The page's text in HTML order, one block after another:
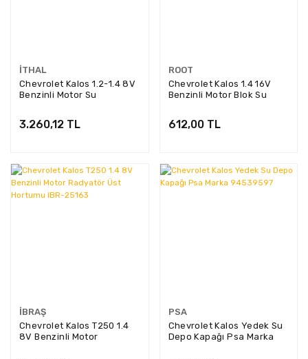
İTHAL
Chevrolet Kalos 1.2-1.4 8V
Benzinli Motor Su
3.260,12 TL
ROOT
Chevrolet Kalos 1.4 16V
Benzinli Motor Blok Su
612,00 TL
İBRAŞ
Chevrolet Kalos T250 1.4
8V Benzinli Motor
PSA
Chevrolet Kalos Yedek Su
Depo Kapağı Psa Marka